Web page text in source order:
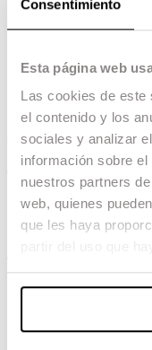
Consentimiento
Esta página web
Las cookies de este
el contenido y los
sociales y analizar
información sobre
nuestros partners
web, quienes
que les haya
Antidisturbios
Producción: Diego
Fotografía: Jofre